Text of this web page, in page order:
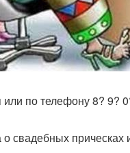
по телефону 8? 9?
свадебных прическах